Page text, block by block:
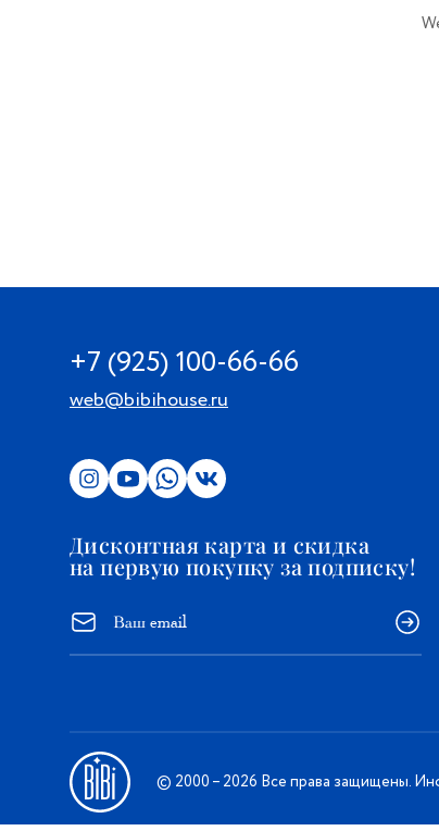
+7 (925) 100-66-66
web@bibihouse.ru
Дисконтная карта и скидка
на первую покупку за подписку!
© 2000 – 2026 Все права защищены.